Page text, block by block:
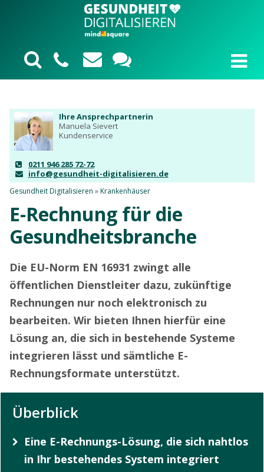
Ihre Ansprechpartnerin
Manuela Sievert
Kundenservice
0211 946 285 72-72
info@gesundheit-digitalisieren.de
Gesundheit Digitalisieren »Krankenhäuser
E-Rechnung für die
Gesundheitsbranche
Die EU-Norm EN 16931 zwingt alle
öffentlichen Dienstleiter dazu, zukünftige
Rechnungen nur noch elektronisch zu
bearbeiten. Wir bieten Ihnen hierfür eine
Lösung an, die sich in bestehende Systeme
integrieren lässt und sämtliche E-
Rechnungsformate unterstützt.
Überblick
Eine E-Rechnungs-Lösung, die sich nahtlos
in Ihr bestehendes System integriert